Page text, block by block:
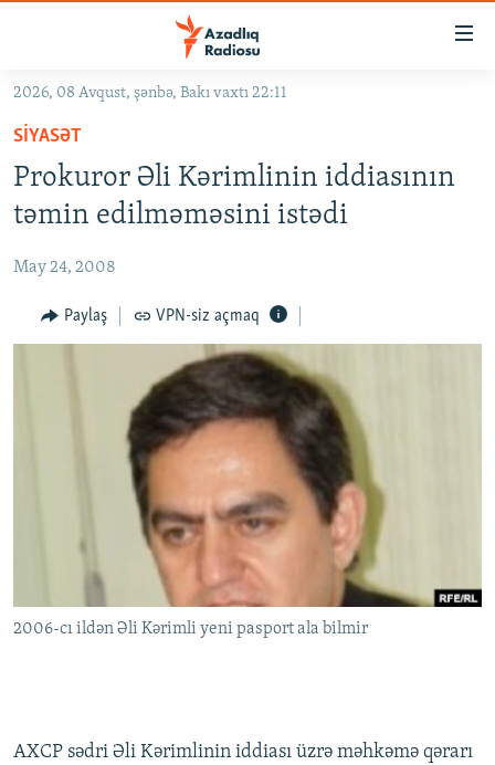
Əsas
qayıt
Əsas
naviqasiyaya
qayıt
GÜNDƏM
#İZAHLA
KORRUPSIOMETR
FƏRQƏ BAX
QANUNI DOĞRU
FOTOQALEREYA
KARIKATURA
RADIO ARXIV
AZƏRBAYCAN ƏDƏBIYYATI KITABXANASI
İSLAM VƏ DEMOKRATIYA
İZ - MƏDƏNIYYƏT PROQRAMI
PEŞƏ ETIKASI VƏ JURNALISTIKA STANDARTLARIMIZ
MATERIALLARIMIZDAN ISTIFADƏ
AZADLIQRADIOSU MOBIL TELEFONUNUZDA
RFE/RL-in bütün saytları
2026, 08 Avqust, şənbə, Bakı vaxtı 22:11
SIYASƏT
Prokuror Əli Kərimlinin iddiasının
təmin edilməməsini istədi
May 24, 2008
Paylaş VPN-siz açmaq
2006-cı ildən Əli Kərimli yeni pasport ala bilmir
AXCP sədri Əli Kərimlinin iddiası üzrə məhkəmə qərarı